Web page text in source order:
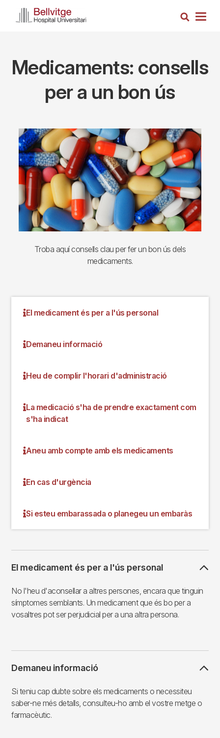
Search
Medicaments: consells
per a un bon ús
Imagen
Troba aquí consells clau per fer un bon ús dels
medicaments.
El medicament és per a l'ús personal
Demaneu informació
Heu de complir l'horari d'administració
La medicació s'ha de prendre exactament com
s'ha indicat
Aneu amb compte amb els medicaments
En cas d'urgència
Si esteu embarassada o planegeu un embaràs
El medicament és per a l'ús personal
No l'heu d'aconsellar a altres persones, encara que tinguin
símptomes semblants. Un medicament que és bo per a
vosaltres pot ser perjudicial per a una altra persona.
Demaneu informació
Si teniu cap dubte sobre els medicaments o necessiteu
saber-ne més detalls, consulteu-ho amb el vostre metge o
farmacèutic.